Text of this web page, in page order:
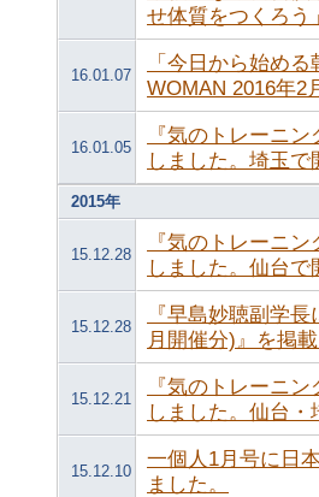
せ体質をつくろう
16.01.07
「今日から始め
WOMAN 2016年2
16.01.05
『気のトレーニ
しました。埼玉
2015年
15.12.28
『気のトレーニ
しました。仙台
15.12.28
『早島妙聴副学
月開催分)』を掲
15.12.21
『気のトレーニ
しました。仙台
15.12.10
一個人1月号に日
ました。